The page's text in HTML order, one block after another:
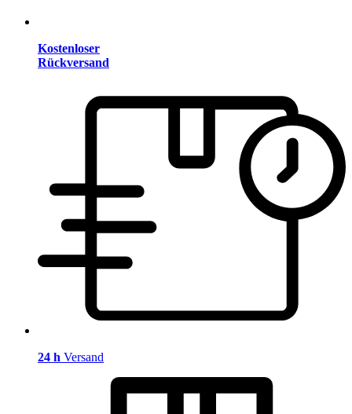
Kostenloser
Rückversand
24 h Versand